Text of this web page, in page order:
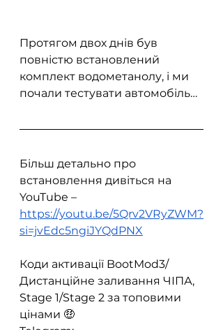
Протягом двох днів був
повністю встановлений
комплект водометанолу, і ми
почали тестувати автомобіль…
Більш детально про
встановлення дивіться на
YouTube –
https://youtu.be/5Qrv2VRyZWM?
si=jvEdc5ngiJYQdPNX
Коди активації BootMod3/
Дистанційне заливання ЧІПА,
Stage 1/Stage 2 за топовими
цінами 🤑